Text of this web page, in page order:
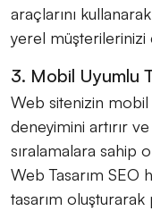
araçlarını
yerel müşterilerinizi
3. Mobil Uyumlu
Web sitenizin mobil
deneyimini artırır
sıralamalara sahip
Web Tasarım
tasarım